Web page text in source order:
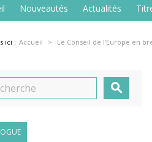
Nouveautés Actualités
ici : Accueil Le Conseil de l'Europe en
